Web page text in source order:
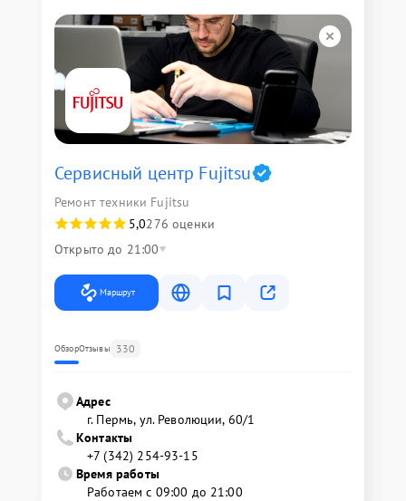
Сервисный центр Fujitsu
Ремонт техники Fujitsu
5,0276 оценки
Открыто до 21:00
Маршрут
ОбзорОтзывы 330
Адрес
г. Пермь, ул. ​Революции, 60/1
Контакты
+7 (342) 254-93-15
Время работы
Работаем с 09:00 до 21:00